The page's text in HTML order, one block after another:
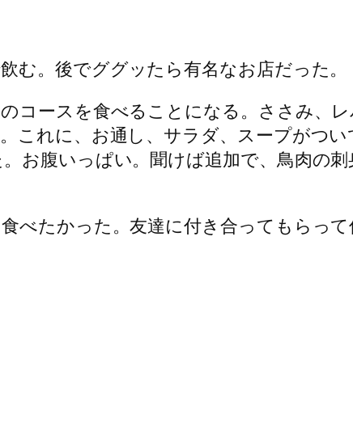
む。後でググッたら有名なお店だった。
コースを食べることになる。ささみ、
これに、お通し、サラダ、スープがつ
お腹いっぱい。聞けば追加で、鳥肉の
べたかった。友達に付き合ってもらっ